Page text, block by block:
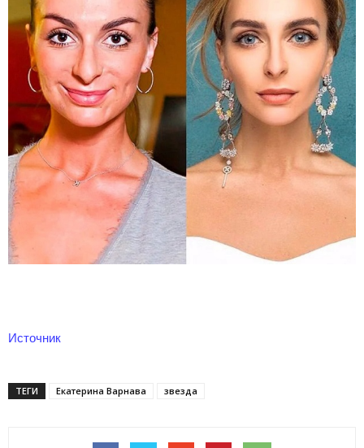
Источник
ТЕГИ Екатерина Варнава звезда